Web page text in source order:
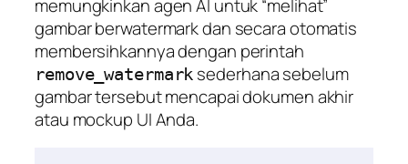
memungkinkan agen AI untuk “melihat”
gambar berwatermark dan secara otomatis
membersihkannya dengan perintah
remove_watermark sederhana sebelum
gambar tersebut mencapai dokumen akhir
atau mockup UI Anda.